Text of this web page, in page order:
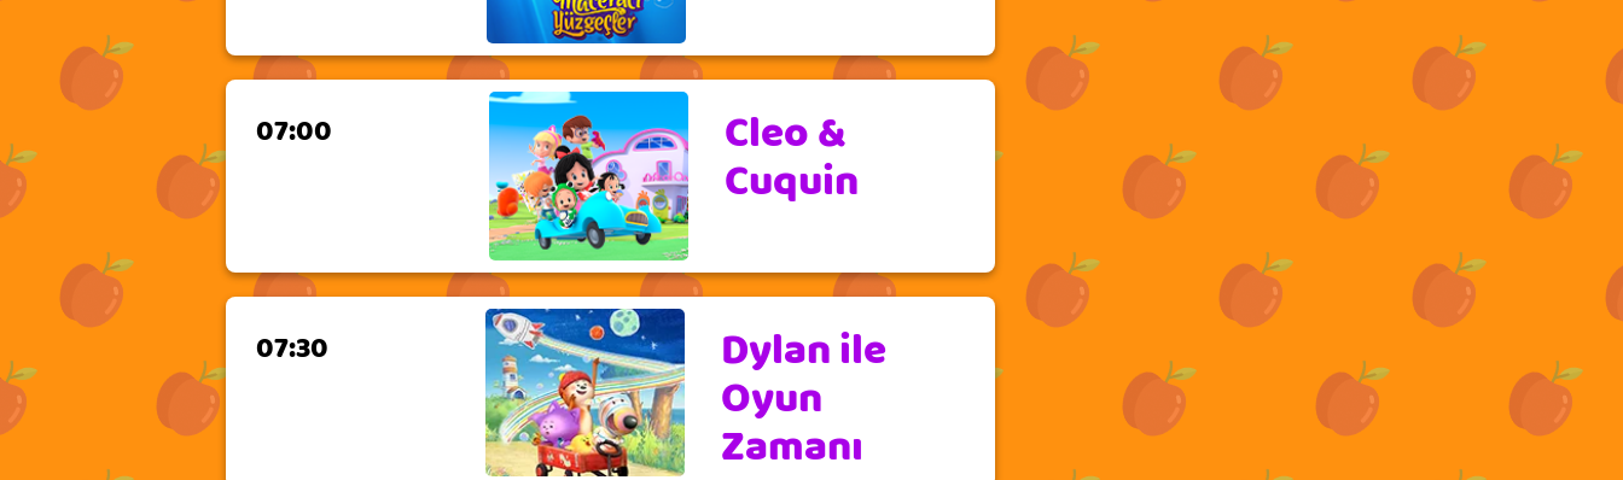
07:00 Cleo &
Cuquin
07:30 Dylan ile
Oyun
Zamanı